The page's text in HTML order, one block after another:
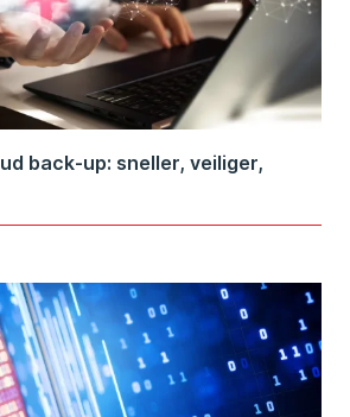
back-up: sneller, veiliger,